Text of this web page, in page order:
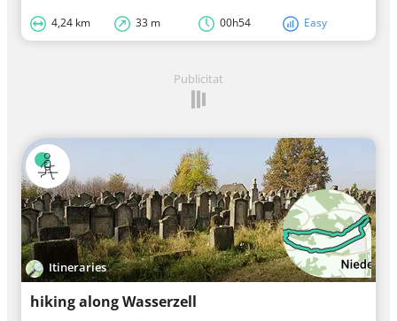
4,24 km 33 m 00h54 Easy
Publicitat
Itineraries
hiking along Wasserzell